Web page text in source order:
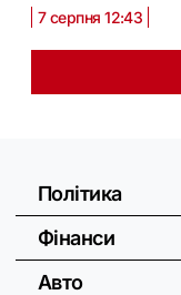
7 серпня 12:43
Політика
Фінанси
Авто